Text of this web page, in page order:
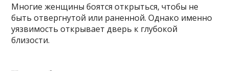
Многие женщины боятся открыться, чтобы не
быть отвергнутой или раненной. Однако именно
уязвимость открывает дверь к глубокой
близости.